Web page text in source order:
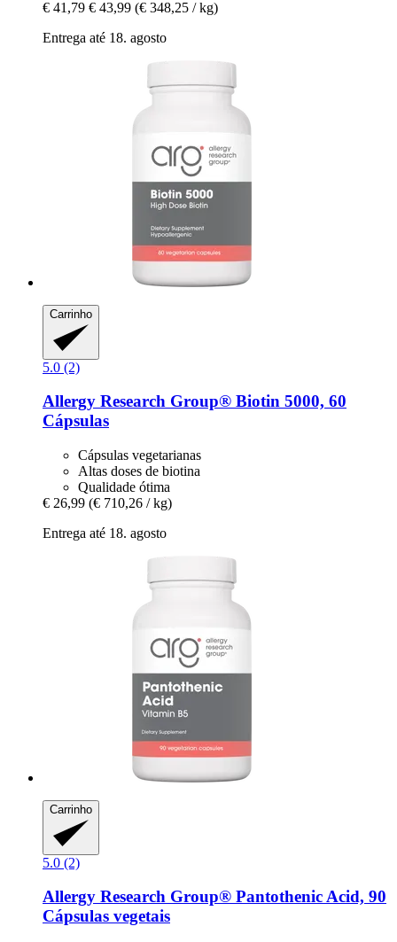
€ 41,79 € 43,99 (€ 348,25 / kg)
Entrega até 18. agosto
Carrinho
5.0 (2)
Allergy Research Group® Biotin 5000, 60
Cápsulas
Cápsulas vegetarianas
Altas doses de biotina
Qualidade ótima
€ 26,99 (€ 710,26 / kg)
Entrega até 18. agosto
Carrinho
5.0 (2)
Allergy Research Group® Pantothenic Acid, 90
Cápsulas vegetais